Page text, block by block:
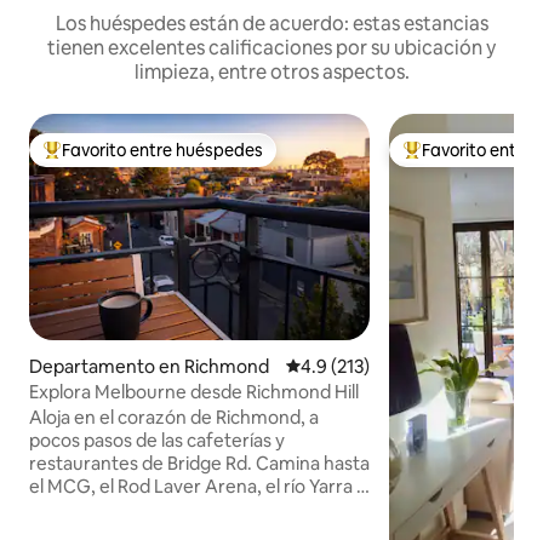
Los huéspedes están de acuerdo: estas estancias
tienen excelentes calificaciones por su ubicación y
limpieza, entre otros aspectos.
De los mejores en Favorito entre huéspedes
Favorito entre huéspedes
Departamento en Richmond Calificación promedio: 4.9 de
4.9 (213)
Explora Melbourne desde Richmond Hill
Aloja en el corazón de Richmond, a
pocos pasos de las cafeterías y
restaurantes de Bridge Rd. Camina hasta
el MCG, el Rod Laver Arena, el río Yarra y
De los mejores
Favorito entre